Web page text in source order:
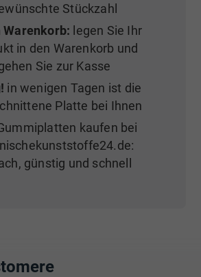
Stückzahl
Warenkorb: legen Sie Ihr
in den Warenkorb und
Sie zur Kasse
in wenigen Tagen ist die
Platte bei Ihnen
kaufen bei
günstig und schnell